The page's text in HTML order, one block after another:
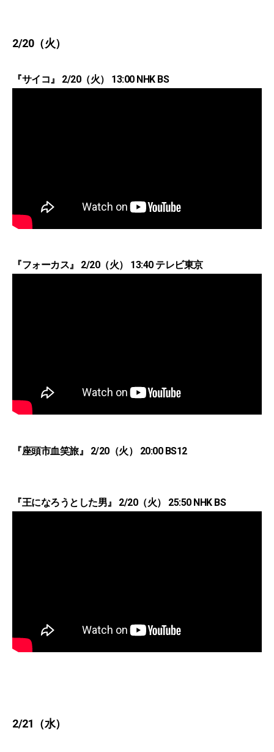
2/20（火）
『サイコ』 2/20（火） 13:00 NHK BS
『フォーカス』 2/20（火） 13:40 テレビ東京
『座頭市血笑旅』 2/20（火） 20:00 BS12
『王になろうとした男』 2/20（火） 25:50 NHK BS
2/21（水）